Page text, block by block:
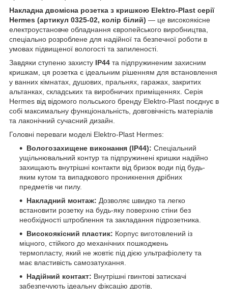
Накладна двомісна розетка з кришкою Elektro-Plast серії
Hermes (артикул 0325-02, колір білий) — це високоякісне
електроустановче обладнання європейського виробництва,
спеціально розроблене для надійної та безпечної роботи в
умовах підвищеної вологості та запиленості.
Завдяки ступеню захисту IP44 та підпружиненим захисним
кришкам, ця розетка є ідеальним рішенням для встановлення
у ванних кімнатах, душових, пральнях, гаражах, закритих
альтанках, складських та виробничих приміщеннях. Серія
Hermes від відомого польського бренду Elektro-Plast поєднує в
собі максимальну функціональність, довговічність матеріалів
та лаконічний сучасний дизайн.
Головні переваги моделі Elektro-Plast Hermes:
Вологозахищене виконання (IP44): Спеціальний
ущільнювальний контур та підпружинені кришки надійно
захищають внутрішні контакти від бризок води під будь-
яким кутом та випадкового проникнення дрібних
предметів чи пилу.
Накладний монтаж: Дозволяє швидко та легко
встановити розетку на будь-яку поверхню стіни без
необхідності штроблення та закладання підрозетника.
Високоякісний пластик: Корпус виготовлений із
міцного, стійкого до механічних пошкоджень
термопласту, який не жовтіє під дією ультрафіолету та
має властивість самозатухання.
Надійний контакт: Внутрішні гвинтові затискачі
забезпечують ідеальну фіксацію дротів,